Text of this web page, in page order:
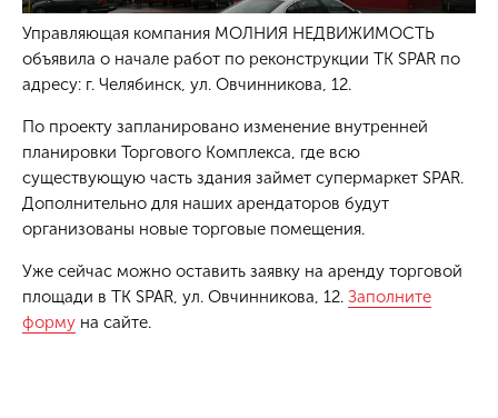
Управляющая компания МОЛНИЯ НЕДВИЖИМОСТЬ
объявила о начале работ по реконструкции ТК SPAR по
адресу: г. Челябинск, ул. Овчинникова, 12.
По проекту запланировано изменение внутренней
планировки Торгового Комплекса, где всю
существующую часть здания займет супермаркет SPAR.
Дополнительно для наших арендаторов будут
организованы новые торговые помещения.
Уже сейчас можно оставить заявку на аренду торговой
площади в ТК SPAR, ул. Овчинникова, 12. Заполните
форму на сайте.